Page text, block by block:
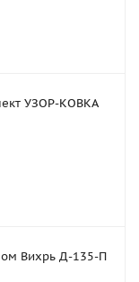
УЗОР-КОВКА
Вихрь Д-135-П